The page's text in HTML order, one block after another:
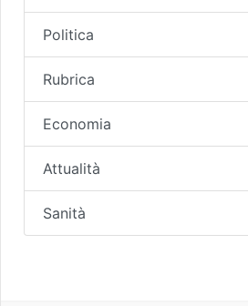
Politica
Rubrica
Economia
Attualità
Sanità